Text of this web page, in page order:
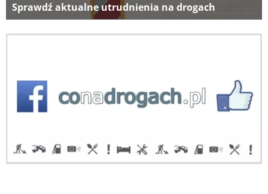
Sprawdź aktualne utrudnienia na drogach